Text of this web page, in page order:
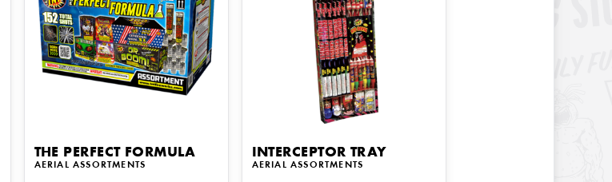
THE PERFECT FORMULA
AERIAL ASSORTMENTS
INTERCEPTOR TRAY
AERIAL ASSORTMENTS